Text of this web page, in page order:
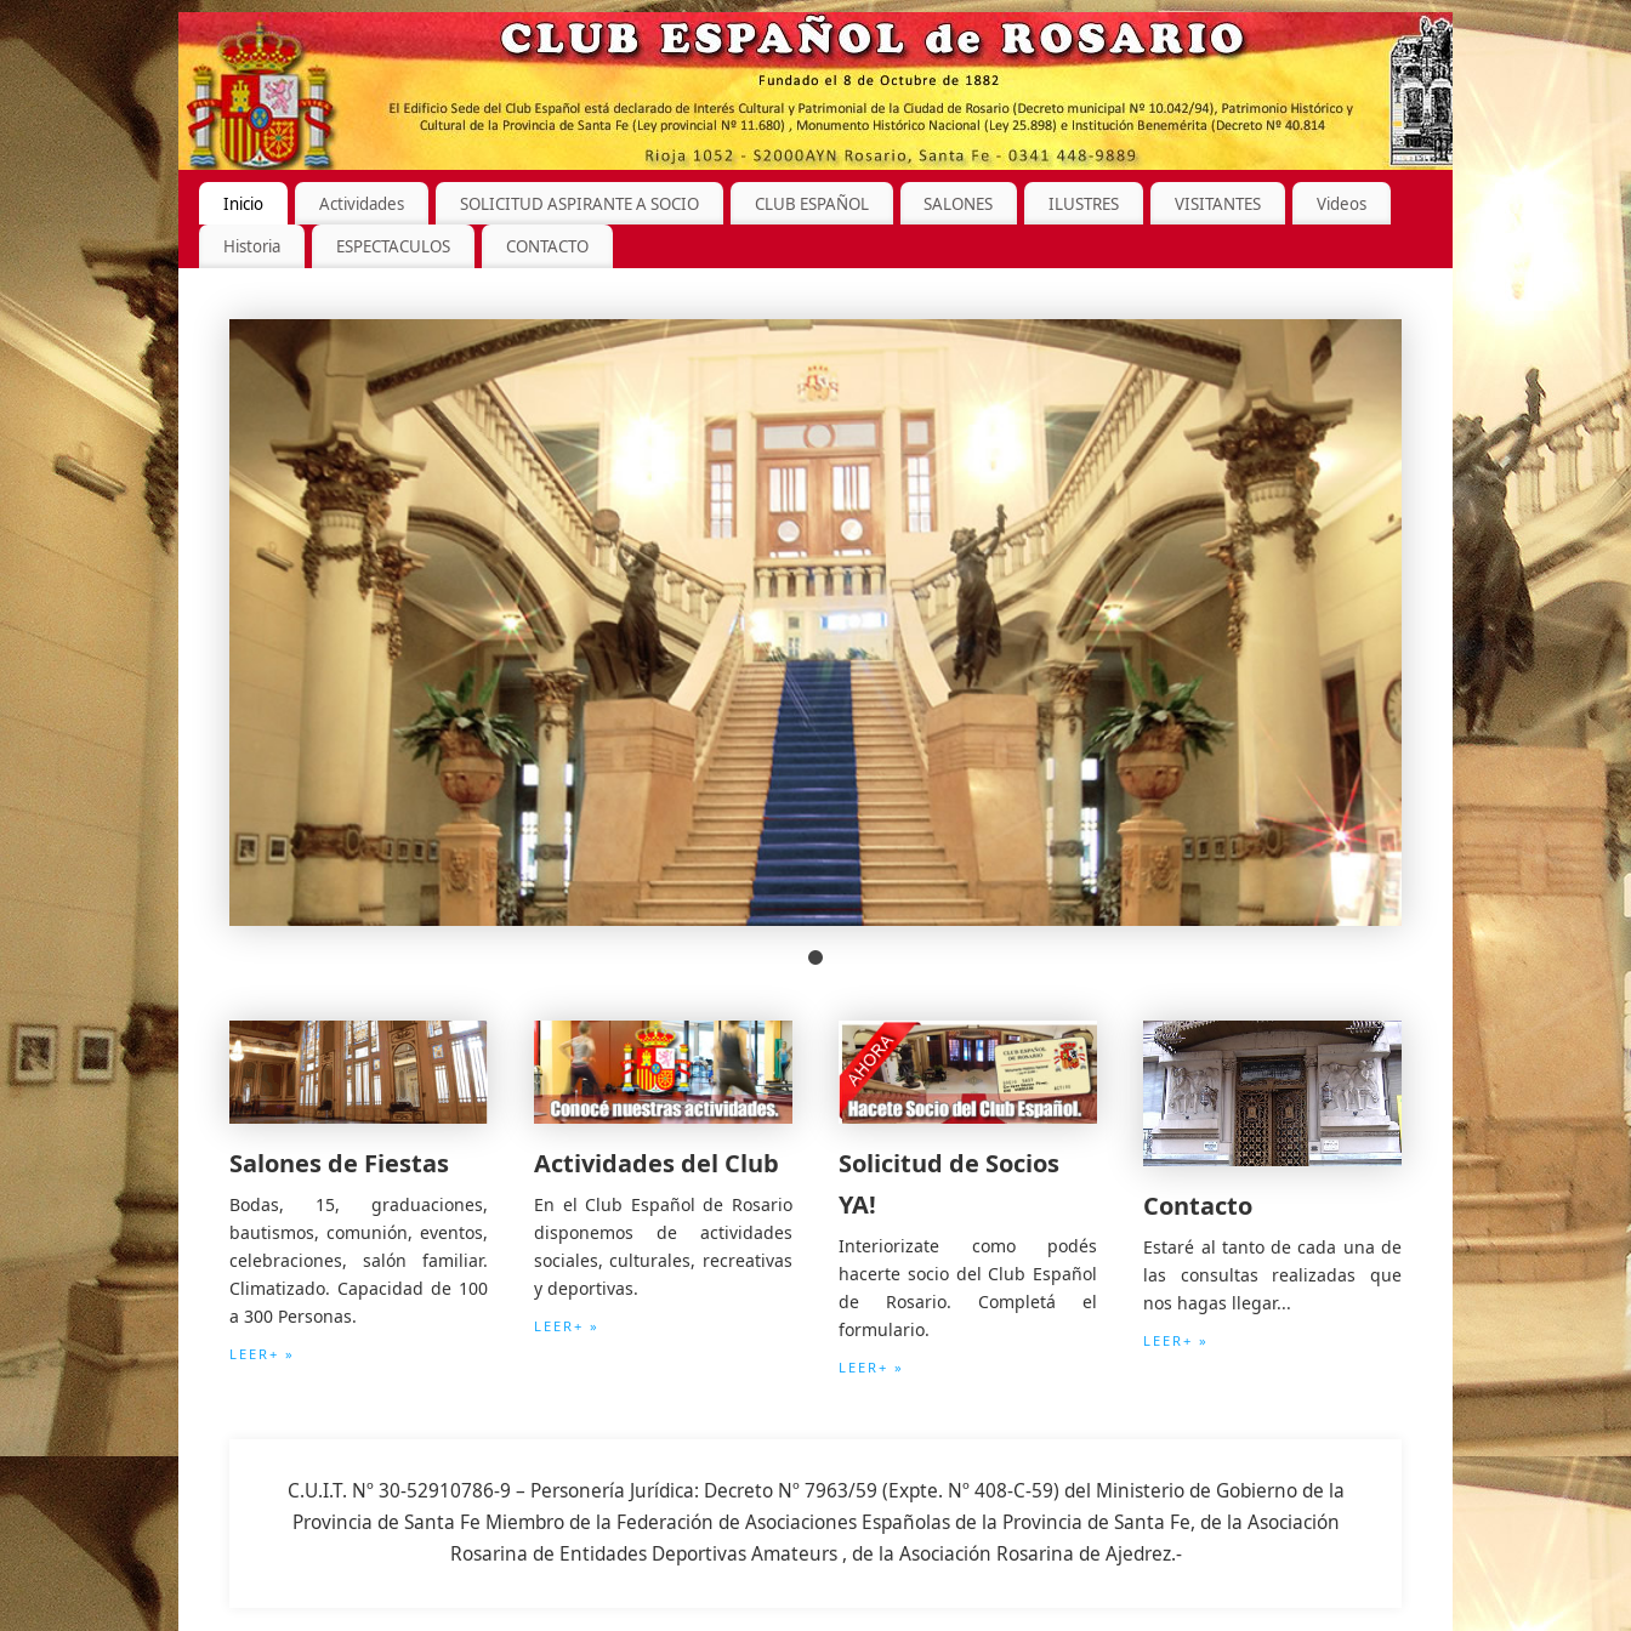
Inicio Actividades SOLICITUD ASPIRANTE A SOCIO CLUB ESPAÑOL SALONES ILUSTRES VISITANTES
Videos
Historia
ESPECTACULOS CONTACTO
Salones de Fiestas
Bodas, 15, graduaciones,
bautismos, comunión, eventos,
celebraciones, salón familiar.
Climatizado. Capacidad de 100
a 300 Personas.
LEER+ »
Actividades del Club
En el Club Español de Rosario
disponemos de actividades
sociales, culturales, recreativas
y deportivas.
LEER+ »
Solicitud de Socios
YA!
Interiorizate como podés
hacerte socio del Club Español
de Rosario. Completá el
formulario.
LEER+ »
Contacto
Estaré al tanto de cada una de
las consultas realizadas que
nos hagas llegar...
LEER+ »
C.U.I.T. Nº 30-52910786-9 – Personería Jurídica: Decreto Nº 7963/59 (Expte. Nº 408-C-59) del Ministerio de Gobierno de la
Provincia de Santa Fe Miembro de la Federación de Asociaciones Españolas de la Provincia de Santa Fe, de la Asociación
Rosarina de Entidades Deportivas Amateurs , de la Asociación Rosarina de Ajedrez.-